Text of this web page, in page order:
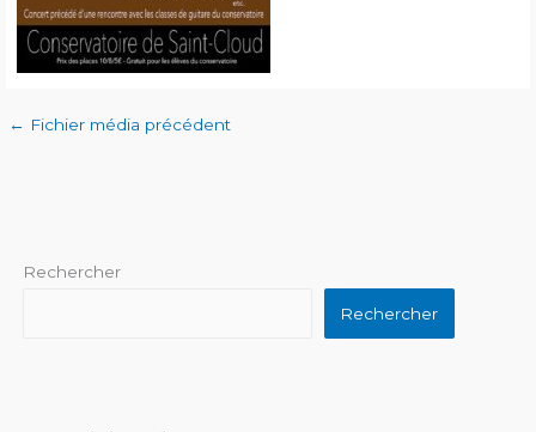
← Fichier média précédent
Rechercher
Rechercher